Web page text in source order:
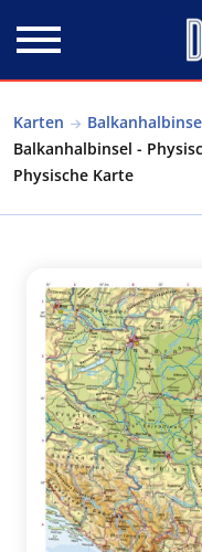
Karten
Balkanhalbinsel -
Physische Karte